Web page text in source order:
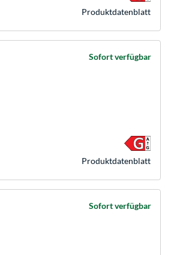
Produkt­datenblatt
Sofort verfügbar
Produkt­datenblatt
Sofort verfügbar